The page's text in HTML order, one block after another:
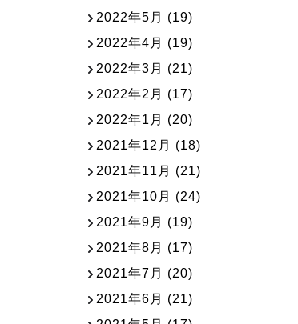
2022年5月 (19)
2022年4月 (19)
2022年3月 (21)
2022年2月 (17)
2022年1月 (20)
2021年12月 (18)
2021年11月 (21)
2021年10月 (24)
2021年9月 (19)
2021年8月 (17)
2021年7月 (20)
2021年6月 (21)